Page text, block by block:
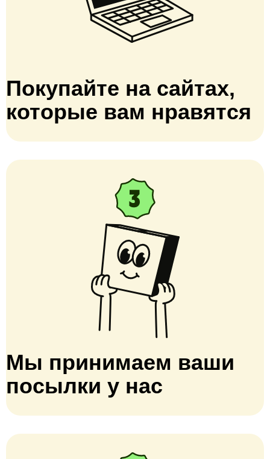
Покупайте на сайтах,
которые вам нравятся
Мы принимаем ваши
посылки у нас